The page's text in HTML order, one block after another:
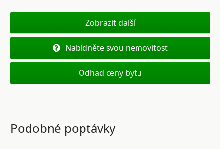
Zobrazit další
Nabídněte svou nemovitost
Odhad ceny bytu
Podobné poptávky